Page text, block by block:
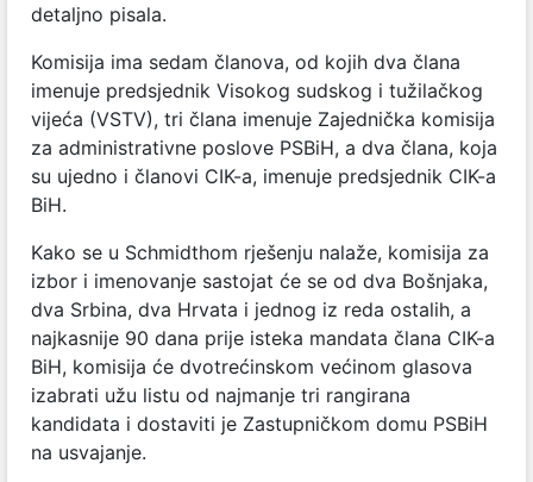
detaljno pisala.
Komisija ima sedam članova, od kojih dva člana
imenuje predsjednik Visokog sudskog i tužilačkog
vijeća (VSTV), tri člana imenuje Zajednička komisija
za administrativne poslove PSBiH, a dva člana, koja
su ujedno i članovi CIK-a, imenuje predsjednik CIK-a
BiH.
Kako se u Schmidthom rješenju nalaže, komisija za
izbor i imenovanje sastojat će se od dva Bošnjaka,
dva Srbina, dva Hrvata i jednog iz reda ostalih, a
najkasnije 90 dana prije isteka mandata člana CIK-a
BiH, komisija će dvotrećinskom većinom glasova
izabrati užu listu od najmanje tri rangirana
kandidata i dostaviti je Zastupničkom domu PSBiH
na usvajanje.